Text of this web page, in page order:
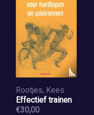
Rootjes, Kees
Effectief trainen
€30,00